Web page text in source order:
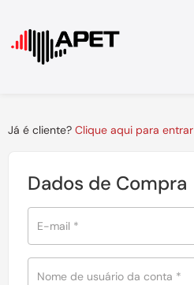
Já é cliente? Clique aqui para entrar
Dados de Compra
E-mail *
Nome de usuário da conta *